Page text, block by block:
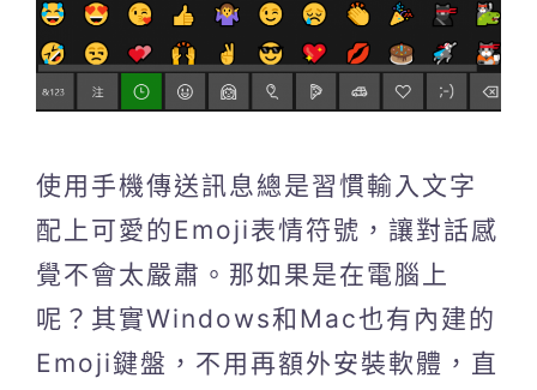
使用手機傳送訊息總是習慣輸入文字
配上可愛的Emoji表情符號，讓對話感
覺不會太嚴肅。那如果是在電腦上
呢？其實Windows和Mac也有內建的
Emoji鍵盤，不用再額外安裝軟體，直